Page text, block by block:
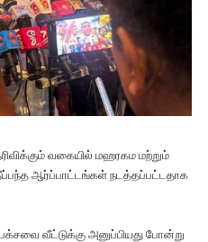
வகையில் மஹரகம மற்றும்
ஆர்ப்பாட்டங்கள் நடத்தப்பட்டதாக
வீட்டுக்கு அனுப்பியது போன்று